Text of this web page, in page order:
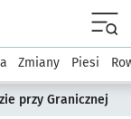
Komunikacja
Zmiany Piesi
przy Granicznej